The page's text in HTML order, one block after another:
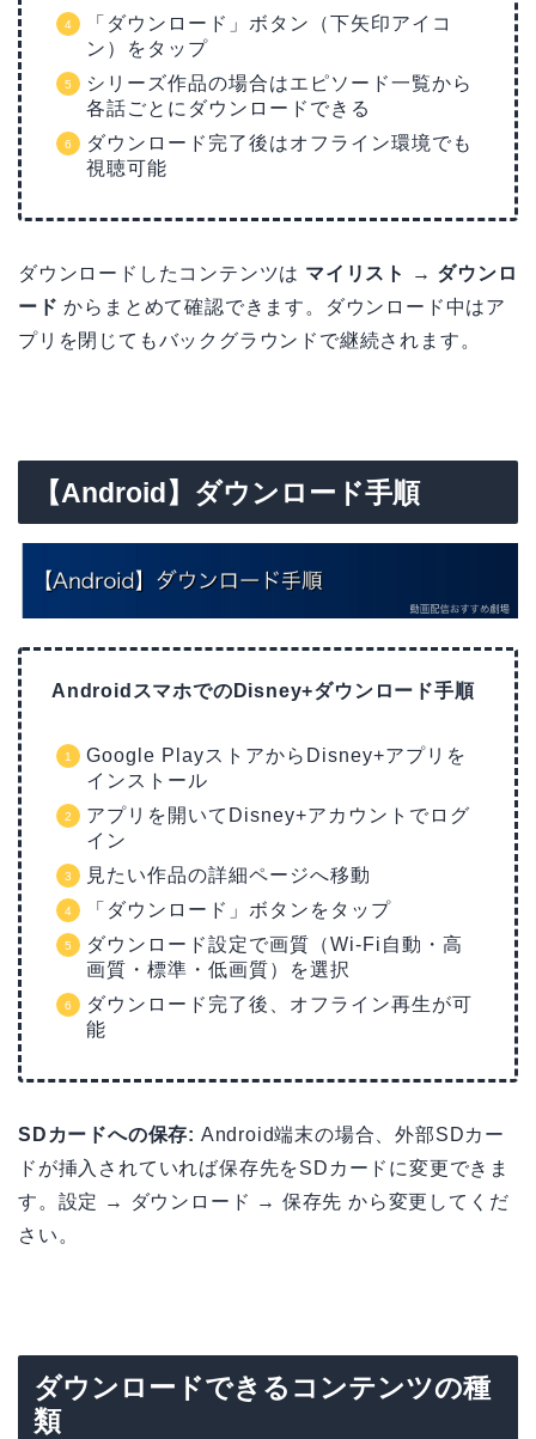
「ダウンロード」ボタン（下矢印アイコ
ン）をタップ
シリーズ作品の場合はエピソード一覧から
各話ごとにダウンロードできる
ダウンロード完了後はオフライン環境でも
視聴可能
ダウンロードしたコンテンツは マイリスト → ダウンロ
ード からまとめて確認できます。ダウンロード中はア
プリを閉じてもバックグラウンドで継続されます。
【Android】ダウンロード手順
AndroidスマホでのDisney+ダウンロード手順
Google PlayストアからDisney+アプリを
インストール
アプリを開いてDisney+アカウントでログ
イン
見たい作品の詳細ページへ移動
「ダウンロード」ボタンをタップ
ダウンロード設定で画質（Wi-Fi自動・高
画質・標準・低画質）を選択
ダウンロード完了後、オフライン再生が可
能
SDカードへの保存: Android端末の場合、外部SDカー
ドが挿入されていれば保存先をSDカードに変更できま
す。設定 → ダウンロード → 保存先 から変更してくだ
さい。
ダウンロードできるコンテンツの種
類